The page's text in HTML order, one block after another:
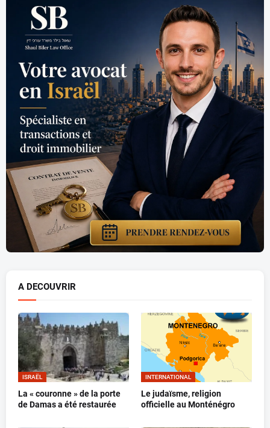
A DECOUVRIR
ISRAËL
La « couronne » de la porte
de Damas a été restaurée
INTERNATIONAL
Le judaïsme, religion
officielle au Monténégro